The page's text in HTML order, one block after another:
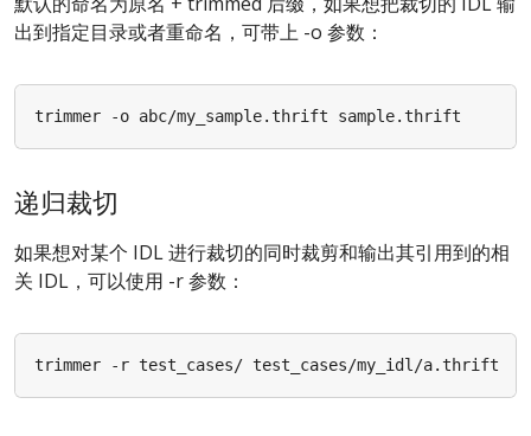
出到指定目录或者重命名，可带上 -o 参数：
递归裁切
如果想对某个 IDL 进行裁切的同时裁剪和输出其引用到的相
关 IDL，可以使用 -r 参数：